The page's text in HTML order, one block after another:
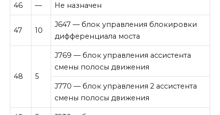
46 — Не назначен
47 10
J647 — блок управления блокировки
дифференциала моста
48 5
J769 — блок управления ассистента
смены полосы движения
J770 — блок управления 2 ассистента
смены полосы движения